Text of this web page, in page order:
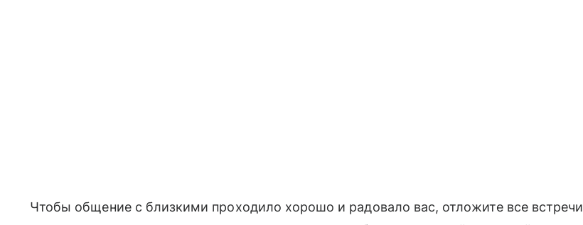
Чтобы общение с близкими проходило хорошо и радовало вас, отложите все встречи